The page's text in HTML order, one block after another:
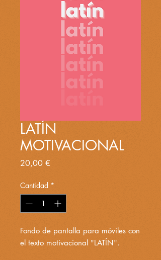
LATÍN
MOTIVACIONAL
20,00 €
Cantidad *
Fondo de pantalla para móviles con
el texto motivacional "LATÍN".